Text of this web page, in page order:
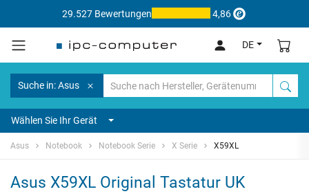
29.527 Bewertungen 4,86
DE
Suche in: Asus
Wählen Sie Ihr Gerät
Asus Notebook Notebook Serie X Serie X59XL
Asus X59XL Original Tastatur UK